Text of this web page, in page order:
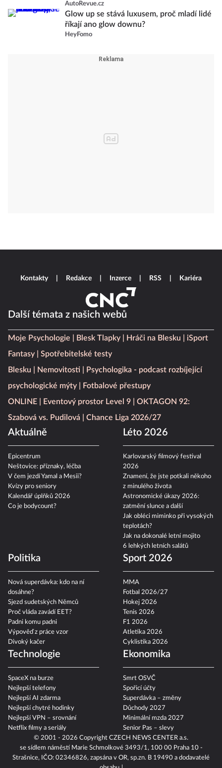
AutoRevue.cz
Glow up se stává luxusem, proč mladí lidé
říkají ano glow downu?
HeyFomo
Další témata z našich webů
Moje Psychologie Blesk Tlapky Hráči na Blesku
iSport
Fantasy
Spotřebitelské testy
Blesku
Nemovitosti
Psychologika - podcast rozbíjející
psychologické mýty
Fotbalové přestupy
ONLINE
Eventový prostor Level 9
OKTAGON 92:
Szabová vs. Pudilová
Chance Liga 2026/27
Aktuálně
Epicentrum
Neštovice: příznaky, léčba
V čem jezdí Yamal a Mesii?
Kvízy pro seniory
Kalendář úplňků 2026
Co je bodycount?
Léto 2026
Karlovarský filmový festival
2026
Znamení, že jste potkali někoho
z minulého života
Astronomické úkazy 2026:
zatmění slunce a další
Jak obléci miminko při vysokých
teplotách?
Jak na dokonalé letní mojito
6 lehkých letních salátů
Politika
Nová superdávka: kdo na ní
dosáhne?
Sjezd sudetských Němců
Proč vláda zavádí EET?
Padni komu padni
Výpověď z práce vzor
Divoký kačer
Sport 2026
MMA
Fotbal 2026/27
Hokej 2026
Tenis 2026
F1 2026
Atletika 2026
Cyklistika 2026
Technologie
SpaceX na burze
Nejlepší telefony
Nejlepší AI zdarma
Nejlepší chytré hodinky
Nejlepší VPN – srovnání
Netflix filmy a seriály
Ekonomika
Smrt OSVČ
Spořicí účty
Superdávka – změny
Důchody 2027
Minimální mzda 2027
Senior Pas – slevy
Kontakty Redakce Inzerce RSS Kariéra
© 2001 - 2026 Copyright CZECH NEWS CENTER a.s.
se sídlem náměstí Marie Schmolkové 3493/1, 100 00 Praha 10 -
Strašnice, IČO: 02346826, zapsána v OR, sp.zn. B 19490 a dodavatelé